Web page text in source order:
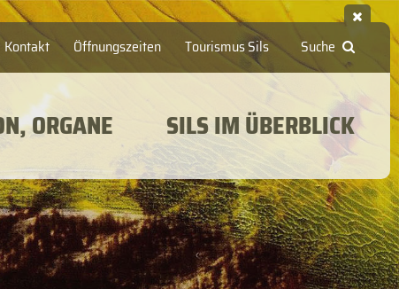
Suche
Kontakt Öffnungszeiten Tourismus Sils
ORGANE SILS IM ÜBERBLICK